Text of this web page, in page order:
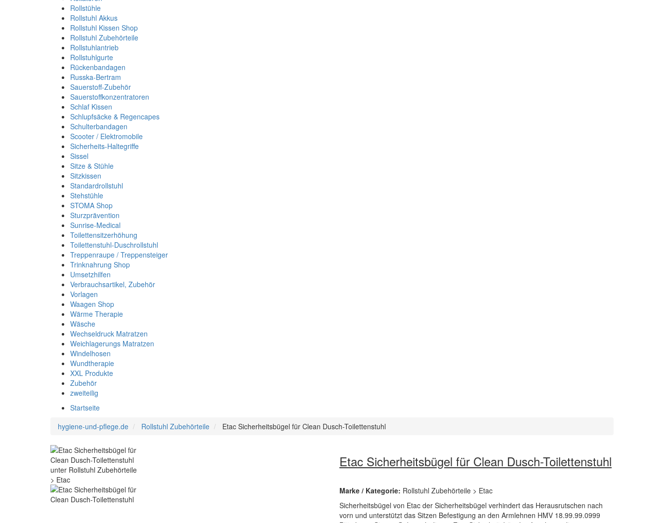
Rollstühle
Rollstuhl Akkus
Rollstuhl Kissen Shop
Rollstuhl Zubehörteile
Rollstuhlantrieb
Rollstuhlgurte
Rückenbandagen
Russka-Bertram
Sauerstoff-Zubehör
Sauerstoffkonzentratoren
Schlaf Kissen
Schlupfsäcke & Regencapes
Schulterbandagen
Scooter / Elektromobile
Sicherheits-Haltegriffe
Sissel
Sitze & Stühle
Sitzkissen
Standardrollstuhl
Stehstühle
STOMA Shop
Sturzprävention
Sunrise-Medical
Toilettensitzerhöhung
Toilettenstuhl-Duschrollstuhl
Treppenraupe / Treppensteiger
Trinknahrung Shop
Umsetzhilfen
Verbrauchsartikel, Zubehör
Vorlagen
Waagen Shop
Wärme Therapie
Wäsche
Wechseldruck Matratzen
Weichlagerungs Matratzen
Windelhosen
Wundtherapie
XXL Produkte
Zubehör
zweiteilig
Startseite
hygiene-und-pflege.de
Rollstuhl Zubehörteile Etac Sicherheitsbügel für Clean Dusch-Toilettenstuhl
Etac Sicherheitsbügel für Clean Dusch-Toilettenstuhl
Marke / Kategorie: Rollstuhl Zubehörteile > Etac
Sicherheitsbügel von Etac der Sicherheitsbügel verhindert das Herausrutschen nach
vorn und unterstützt das Sitzen Befestigung an den Armlehnen HMV 18.99.99.0999